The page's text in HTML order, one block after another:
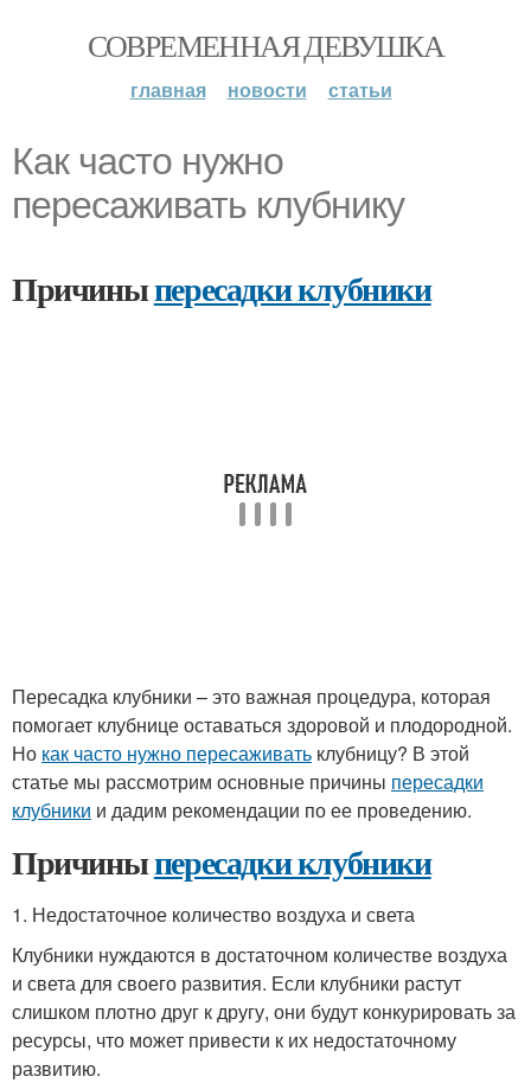
СОВРЕМЕННАЯ ДЕВУШКА
главная новости статьи
Как часто нужно
пересаживать клубнику
Причиныпересадки клубники
Пересадка клубники – это важная процедура, которая
помогает клубнице оставаться здоровой и плодородной.
Но как часто нужно пересаживать клубницу? В этой
статье мы рассмотрим основные причины пересадки
клубники и дадим рекомендации по ее проведению.
Причиныпересадки клубники
1. Недостаточное количество воздуха и света
Клубники нуждаются в достаточном количестве воздуха
и света для своего развития. Если клубники растут
слишком плотно друг к другу, они будут конкурировать за
ресурсы, что может привести к их недостаточному
развитию.